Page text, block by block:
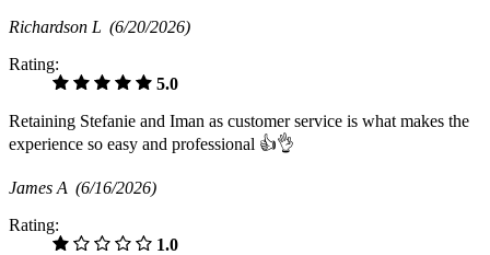
Richardson L (6/20/2026)
Rating:
5.0
Retaining Stefanie and Iman as customer service is what makes the
experience so easy and professional 👍👌
James A (6/16/2026)
Rating:
1.0